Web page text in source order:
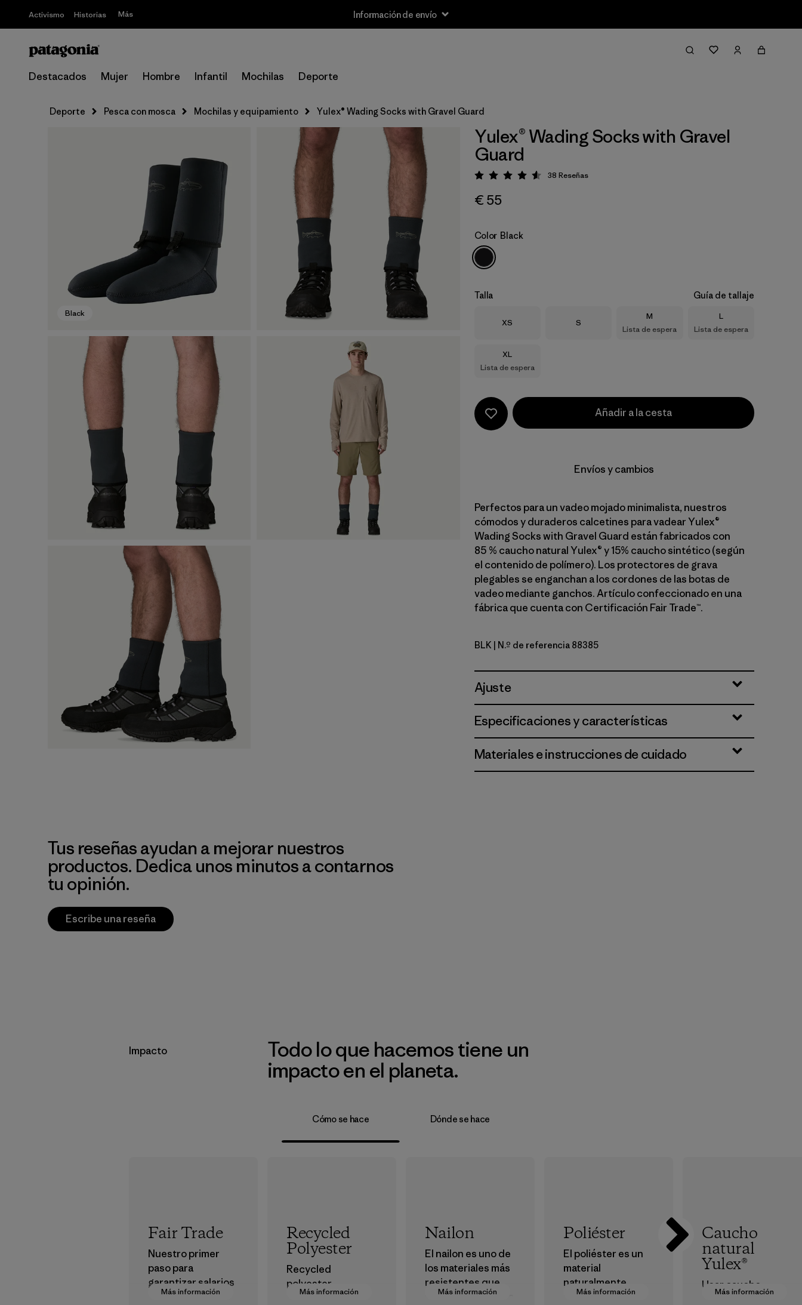
Activismo Historias Más Información de envío
Destacados Mujer Hombre Infantil Mochilas Deporte
Deporte Pesca con mosca Mochilas y equipamiento Yulex® Wading Socks with Gravel Guard
Black
Yulex® Wading Socks with Gravel
Guard
Puntuación: 4.6 / 5
38 Reseñas
€ 55
Color Black
Talla Guía de tallaje
Talla
XS Talla
S
Talla
M
Lista de espera
Talla
L
Lista de espera
Talla
XL
Lista de espera
Añadir a la cesta
Envíos y cambios
Perfectos para un vadeo mojado minimalista, nuestros
cómodos y duraderos calcetines para vadear Yulex®
Wading Socks with Gravel Guard están fabricados con
85 % caucho natural Yulex® y 15% caucho sintético (según
el contenido de polímero). Los protectores de grava
plegables se enganchan a los cordones de las botas de
vadeo mediante ganchos. Artículo confeccionado en una
fábrica que cuenta con Certificación Fair Trade™.
Black
BLK | N.º de referencia 88385
Ajuste
Especificaciones y características
Materiales e instrucciones de cuidado
Tus reseñas ayudan a mejorar nuestros
productos. Dedica unos minutos a contarnos
tu opinión.
Escribe una reseña
Impacto
Todo lo que hacemos tiene un
impacto en el planeta.
Cómo se hace Dónde se hace
Más información
Fair Trade
Nuestro primer
paso para
garantizar salarios
dignos en nuestra
Más información
Recycled
Polyester
Recycled
polyester
decreases our
Más información
Nailon
El nailon es uno de
los materiales más
resistentes que
usamos en nuestra
Más información
Poliéster
El poliéster es un
material
naturalmente
hidrófugo
Más información
Caucho
natural
Yulex®
Usar caucho